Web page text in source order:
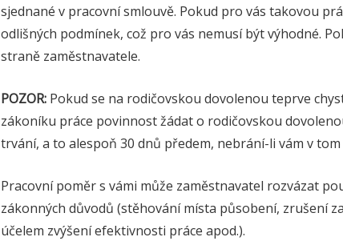
sjednané v pracovní smlouvě. Pokud pro vás takovou
odlišných podmínek, což pro vás nemusí být výhodné.
straně zaměstnavatele.
POZOR: Pokud se na rodičovskou dovolenou teprve
zákoníku práce povinnost žádat o rodičovskou
trvání, a to alespoň 30 dnů předem, nebrání-li vám v tom
Pracovní poměr s vámi může zaměstnavatel rozvázat
zákonných důvodů (stěhování místa působení, zrušení
účelem zvýšení efektivnosti práce apod.).